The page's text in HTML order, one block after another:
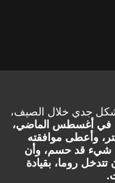
جدي خلال الصيف،
في أغسطس الماضي،
وأعطى موافقته
كل شيء قد حسم، وأن
روما، بقيادة